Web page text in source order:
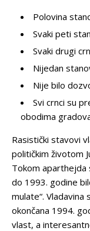
Polovina
Svaki peti
Svaki drugi
Nijedan
Nije bilo
Svi crnci su
obodima
Rasistički stavovi
političkim životom
Tokom aparthejda
do 1993. godine
mulate“.
okončana 1994.
vlast, a